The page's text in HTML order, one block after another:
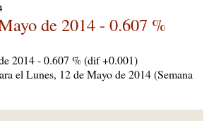
de 2014 - 0.607 %
2014 - 0.607 % (dif +0.001)
el Lunes, 12 de Mayo de 2014 (Semana